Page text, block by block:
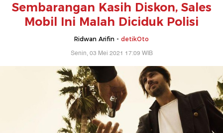
Sembarangan Kasih Diskon, Sales
Mobil Ini Malah Diciduk Polisi
Ridwan Arifin - detikOto
Senin, 03 Mei 2021 17:09 WIB